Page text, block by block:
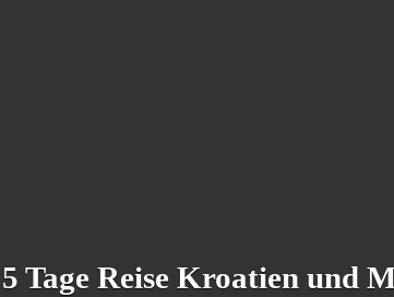
Tage Reise Kroatien und